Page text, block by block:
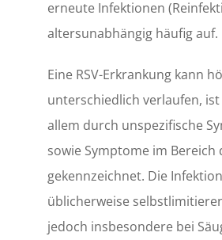
erneute Infektionen
altersunabhängig häufig auf.
Eine RSV-Erkrankung kann
unterschiedlich verlaufen,
allem durch unspezifische
sowie Symptome im Bereich
gekennzeichnet. Die
üblicherweise
jedoch insbesondere bei